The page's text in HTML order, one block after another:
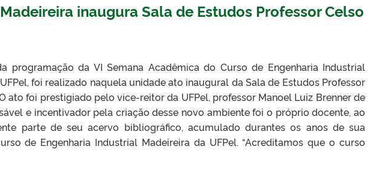
inaugura Sala de Estudos Professor Celso
programação da VI Semana Acadêmica do Curso de Engenharia Industrial
foi realizado naquela unidade ato inaugural da Sala de Estudos Professor
ato foi prestigiado pelo vice-reitor da UFPel, professor Manoel Luiz Brenner de
e incentivador pela criação desse novo ambiente foi o próprio docente, ao
parte de seu acervo bibliográfico, acumulado durantes os anos de sua
de Engenharia Industrial Madeireira da UFPel. “Acreditamos que o curso